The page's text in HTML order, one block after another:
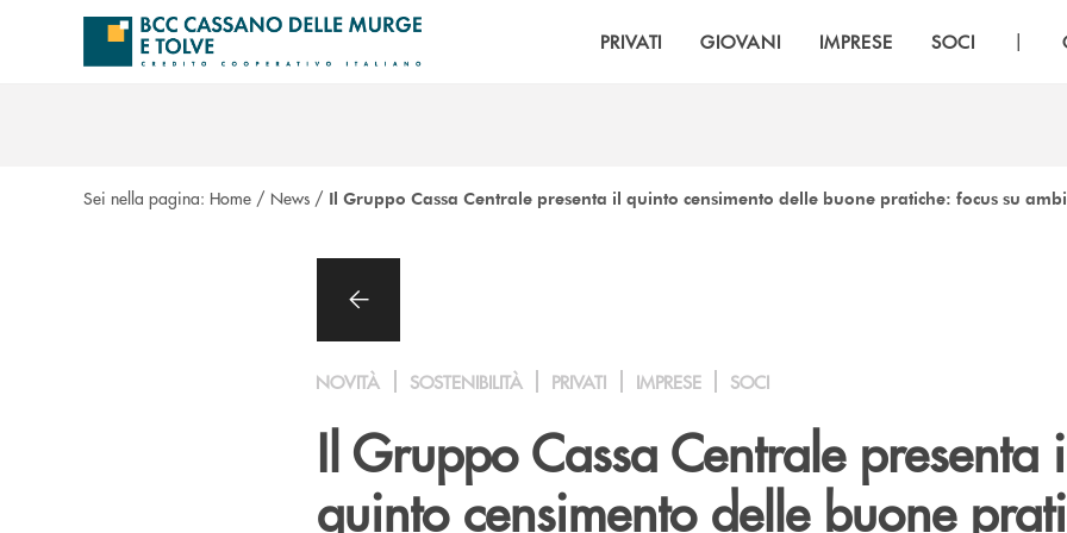
Salta al contenuto principale
PRIVATI GIOVANI IMPRESE SOCI |
Sei nella pagina: Home / News / Il Gruppo Cassa Centrale presenta il quinto censimento delle buone pratiche: focus su
NOVITÀ SOSTENIBILITÀ PRIVATI IMPRESE SOCI
Il Gruppo Cassa Centrale presenta
quinto censimento delle buone